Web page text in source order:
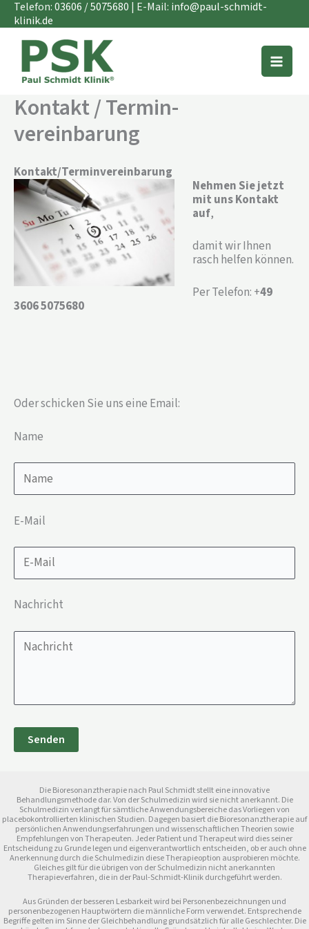
Zum
Inhalt
Telefon:03606 / 5075680 | E-Mail: info@paul-schmidt-
klinik.de
Kontakt / Termin­
vereinbarung
Kontakt/Terminvereinbarung
Nehmen Sie jetzt
mit uns Kontakt
auf,
damit wir Ihnen
rasch helfen können.
Per Telefon: +49
3606 5075680
Oder schicken Sie uns eine Email:
Name
E-Mail
Nachricht
Die Bioresonanztherapie nach Paul Schmidt stellt eine innovative
Behandlungsmethode dar. Von der Schulmedizin wird sie nicht anerkannt. Die
Schulmedizin verlangt für sämtliche Anwendungsbereiche das Vorliegen von
placebokontrollierten klinischen Studien. Dagegen basiert die Bioresonanztherapie auf
persönlichen Anwendungserfahrungen und wissenschaftlichen Theorien sowie
Empfehlungen von Therapeuten. Jeder Patient und Therapeut wird dies seiner
Entscheidung zu Grunde legen und eigenverantwortlich entscheiden, ob er auch ohne
Anerkennung durch die Schulmedizin diese Therapieoption ausprobieren möchte.
Gleiches gilt für die übrigen von der Schulmedizin nicht anerkannten
Therapieverfahren, die in der Paul-Schmidt-Klinik durchgeführt werden.
Aus Gründen der besseren Lesbarkeit wird bei Personenbezeichnungen und
personenbezogenen Hauptwörtern die männliche Form verwendet. Entsprechende
Begriffe gelten im Sinne der Gleichbehandlung grundsätzlich für alle Geschlechter. Die